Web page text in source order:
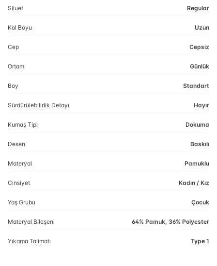
Siluet Regular
Kol Boyu Uzun
Cep Cepsiz
Ortam Günlük
Boy Standart
Sürdürülebilirlik Detayı Hayır
Kumaş Tipi Dokuma
Desen Baskılı
Materyal Pamuklu
Cinsiyet Kadın / Kız
Yaş Grubu Çocuk
Materyal Bileşeni 64% Pamuk, 36% Polyester
Yıkama Talimatı Type 1